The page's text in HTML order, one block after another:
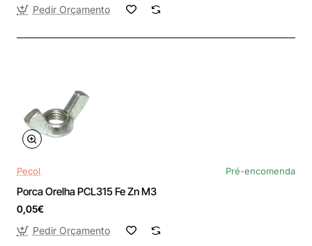
Pedir Orçamento
Pecol Pré-encomenda
Porca Orelha PCL315 Fe Zn M3
0,05€
Pedir Orçamento